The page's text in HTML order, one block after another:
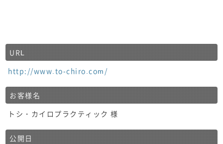
URL
http://www.to-chiro.com/
お客様名
トシ・カイロプラクティック 様
公開日